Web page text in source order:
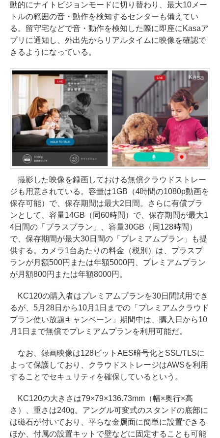
動的にナイトビジョンモードに切り替わり、最大10メー
トルの範囲の音・動作を検知するセンターも備えてい
る。留守宅などで音・動作を検知した際に即座にKasaア
プリに通知し、外出先からリアルタイムに映像を確認で
きるようになっている。
撮影した映像を録画しておける無償クラウドストレー
ジも用意されている。容量は1GB（4時間の1080p動画を
保存可能）で、保存期間は最大2日間。さらに有償プラ
ンとして、容量14GB（同60時間）で、保存期間が最大1
4日間の「プラスプラン」、容量30GB（同128時間）
で、保存期間が最大30日間の「プレミアムプラン」も提
供する。カメラ1台あたりの料金（税別）は、プラスプ
ランが月額500円または年額5000円、プレミアムプラン
が月額800円または年額8000円。
KC120の購入者はプレミアムプランを30日間試用でき
るが、5月28日から10月1日までの「プレミアムクラウド
プラン使い放題キャンペーン」期間中は、購入日から10
月1日まで無償でプレミアムプランを利用可能だ。
なお、録画映像は128ビットAES暗号化とSSL/TLSに
よって保護しており、クラウドストレージはAWSを利用
することでセキュリティを確保しているという。
KC120の大きさは79×79×136.73mm（幅×奥行×高
さ）、重さは240g。アングル可変式のスタンドの底部に
は磁石が付いており、平らな金属面に簡単に設置できる
ほか、付属の設置キットで壁などに固定することも可能